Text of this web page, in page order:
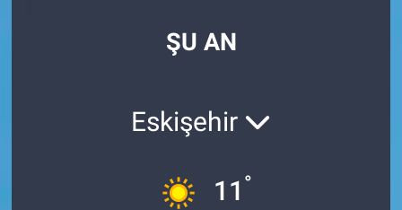
ŞU AN
Eskişehir
11 °